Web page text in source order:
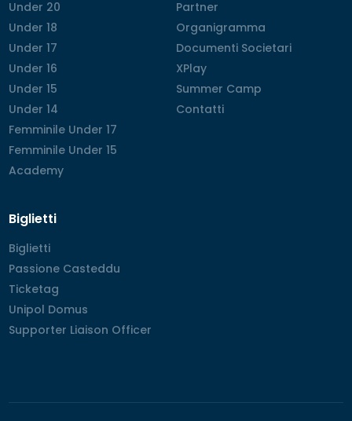
Under 20
Under 20
Under 18
Under 18
Under 17
Under 17
Under 16
Under 16
Under 15
Under 15
Under 14
Under 14
Femminile Under 17
Femminile Under 17
Femminile Under 15
Femminile Under 15
Academy
Academy
Partner
Partner
Organigramma
Organigramma
Documenti Societari
Documenti Societari
XPlay
XPlay
Summer Camp
Summer Camp
Contatti
Contatti
Biglietti
Biglietti
Biglietti
Passione Casteddu
Passione Casteddu
Ticketag
Ticketag
Unipol Domus
Unipol Domus
Supporter Liaison Officer
Supporter Liaison Officer